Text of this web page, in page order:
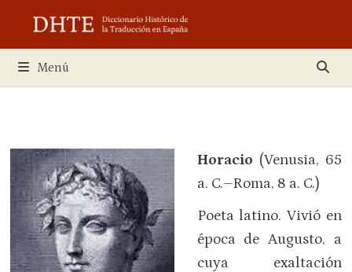
contenido
Menú
Horacio (Venusia, 65
a. C.–Roma, 8 a. C.)
Poeta latino. Vivió en
época de Augusto, a
cuya exaltación